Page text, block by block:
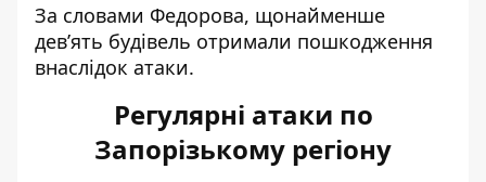
За словами Федорова, щонайменше
дев’ять будівель отримали пошкодження
внаслідок атаки.
Регулярні атаки по
Запорізькому регіону